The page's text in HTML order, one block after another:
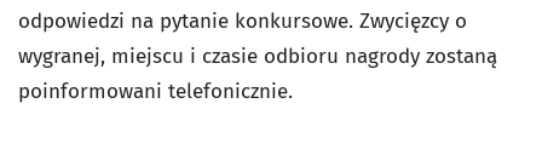
odpowiedzi na pytanie konkursowe. Zwycięzcy o
wygranej, miejscu i czasie odbioru nagrody zostaną
poinformowani telefonicznie.